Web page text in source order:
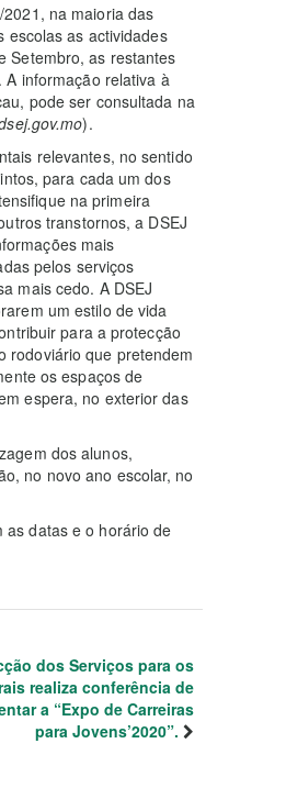
na maioria das
escolas as actividades
Setembro, as restantes
informação relativa à
pode ser consultada na
).
relevantes, no sentido
para cada um dos
na primeira
transtornos, a DSEJ
mais
pelos serviços
mais cedo. A DSEJ
um estilo de vida
para a protecção
rodoviário que pretendem
os espaços de
espera, no exterior das
dos alunos,
no novo ano escolar, no
as datas e o horário de
dos Serviços para os
realiza conferência de
a “Expo de Carreiras
para Jovens’2020”.